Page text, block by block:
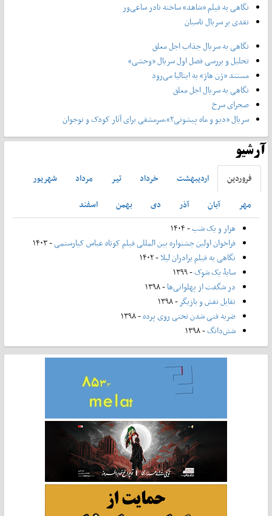
نگاهی به فیلم «شاهد» ساخته نادر ساعی‌ور
نقدی بر سریال تاسیان
نگاهی به سریال جذاب اجل معلق
تحلیل و بررسی فصل اول سریال «وحشی»
مستند «ژن هاژ» به ایتالیا می‌رود
نگاهی به سریال اجل معلق
صحرای سرخ
سریال «دیو و ماه پیشونی۲»،سرمشقی برای آثار کودک و نوجوان
آرشیو
فروردين ارديبهشت خرداد تير مرداد
شهريور
مهر
آبان آذر دی بهمن
اسفند
هزار و یک شب- ۱۴۰۴
فراخوان اولین جشنواره بین المللی فیلم کوتاه عباس کیارستمی- ۱۴۰۳
نگاهی به فیلم برادران لیلا- ۱۴۰۲
سایۀ یک شوک- ۱۳۹۹
در شگفت از پهلوانی‌ها- ۱۳۹۸
تقابل نقش و بازیگر- ۱۳۹۸
ضربه فنی شدن تختی روی پرده- ۱۳۹۸
شش‌دانگ- ۱۳۹۸